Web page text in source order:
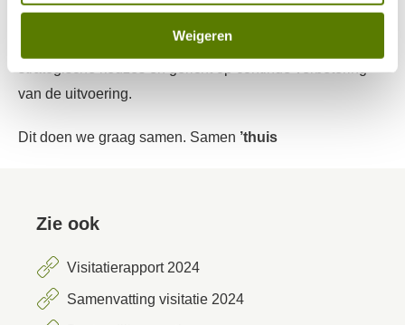
Weigeren
waar we trots op zijn, én een aansporing om door te gaan
op de ingeslagen weg. Adaptief blijven in onze
van de uitvoering.
Dit doen we graag samen. Samen ’thuis
Zie ook
Visitatierapport 2024
Samenvatting visitatie 2024